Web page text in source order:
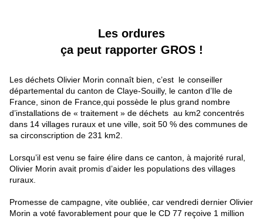
Les ordures
ça peut rapporter GROS !
Les déchets Olivier Morin connaît bien, c’est le conseiller
départemental du canton de Claye-Souilly, le canton d’Ile de
France, sinon de France,qui possède le plus grand nombre
d’installations de « traitement » de déchets au km2 concentrés
dans 14 villages ruraux et une ville, soit 50 % des communes de
sa circonscription de 231 km2.
Lorsqu’il est venu se faire élire dans ce canton, à majorité rural,
Olivier Morin avait promis d’aider les populations des villages
ruraux.
Promesse de campagne , vite oubliée, car vendredi dernier Olivier
Morin a voté favorablement pour que le CD 77 reçoive 1 million